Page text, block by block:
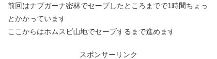
前回はナプガーナ密林でセーブしたところまでで1時間ちょっ
とかかっています
ここからはホムスビ山地でセーブするまで進めます
スポンサーリンク